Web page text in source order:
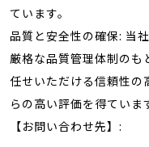
ています。
品質と安全性の確保: 当
厳格な品質管理体制のも
任せいただける信頼性の
らの高い評価を得ていま
【お問い合わせ先】: